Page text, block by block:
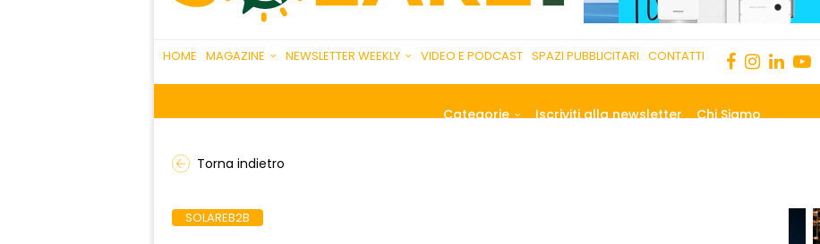
HOME MAGAZINE NEWSLETTER WEEKLY VIDEO E PODCAST SPAZI PUBBLICITARI CONTATTI
Categorie Iscriviti alla newsletter Chi Siamo
Torna indietro
SOLAREB2B